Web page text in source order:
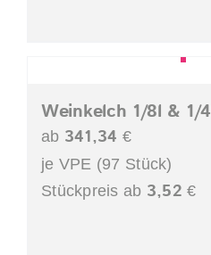
Weinkelch 1/8l & 1/
ab 341,34 €
je VPE (97 Stück)
Stückpreis ab 3,52 €